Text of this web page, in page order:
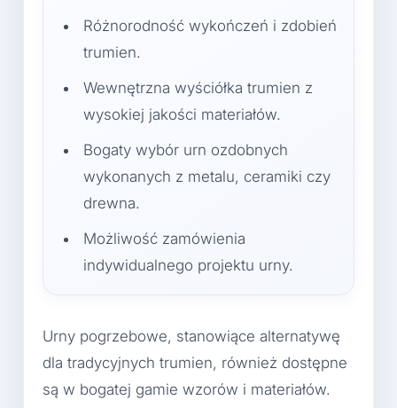
Różnorodność wykończeń i zdobień
trumien.
Wewnętrzna wyściółka trumien z
wysokiej jakości materiałów.
Bogaty wybór urn ozdobnych
wykonanych z metalu, ceramiki czy
drewna.
Możliwość zamówienia
indywidualnego projektu urny.
Urny pogrzebowe, stanowiące alternatywę
dla tradycyjnych trumien, również dostępne
są w bogatej gamie wzorów i materiałów.